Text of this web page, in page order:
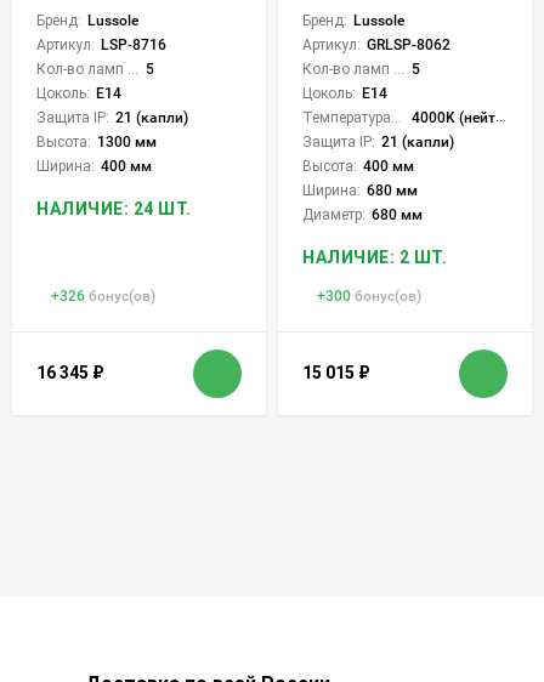
Бренд: Lussole
Артикул: LSP-8716
5
Цоколь: E14
Защита IP: 21 (капли)
Высота: 1300 мм
Ширина: 400 мм
НАЛИЧИЕ: 24 ШТ.
+326 бонус(ов)
16 345 ₽
Бренд: Lussole
Артикул: GRLSP-8062
5
Цоколь: E14
4000K (нейтральный)
Защита IP: 21 (капли)
Высота: 400 мм
Ширина: 680 мм
Диаметр: 680 мм
НАЛИЧИЕ: 2 ШТ.
+300 бонус(ов)
15 015 ₽